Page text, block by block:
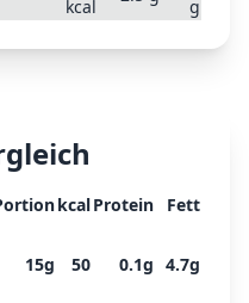
kcal
g
kcalProtein
Fett
15g 50 0.1g 4.7g